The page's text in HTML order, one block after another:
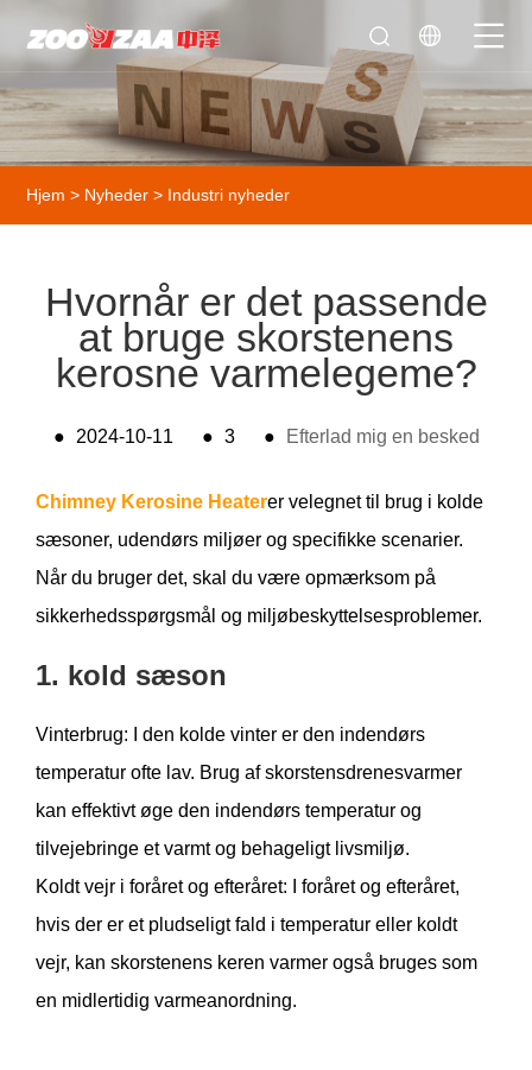
Hjem > Nyheder > Industri nyheder
Hvornår er det passende
at bruge skorstenens
kerosne varmelegeme?
● 2024-10-11 ● 3 ● Efterlad mig en besked
Chimney Kerosine Heaterer velegnet til brug i kolde
sæsoner, udendørs miljøer og specifikke scenarier.
Når du bruger det, skal du være opmærksom på
sikkerhedsspørgsmål og miljøbeskyttelsesproblemer.
1. kold sæson
Vinterbrug: I den kolde vinter er den indendørs
temperatur ofte lav. Brug af skorstensdrenesvarmer
kan effektivt øge den indendørs temperatur og
tilvejebringe et varmt og behageligt livsmiljø.
Koldt vejr i foråret og efteråret: I foråret og efteråret,
hvis der er et pludseligt fald i temperatur eller koldt
vejr, kan skorstenens keren varmer også bruges som
en midlertidig varmeanordning.